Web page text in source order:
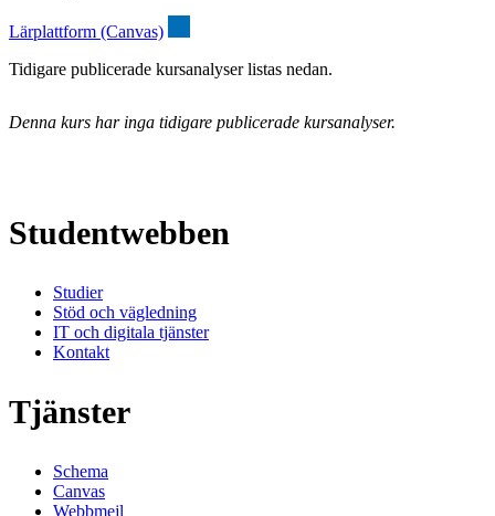
Lärplattform (Canvas)
Tidigare publicerade kursanalyser listas nedan.
Denna kurs har inga tidigare publicerade kursanalyser.
Studentwebben
Studier
Stöd och vägledning
IT och digitala tjänster
Kontakt
Tjänster
Schema
Canvas
Webbmejl